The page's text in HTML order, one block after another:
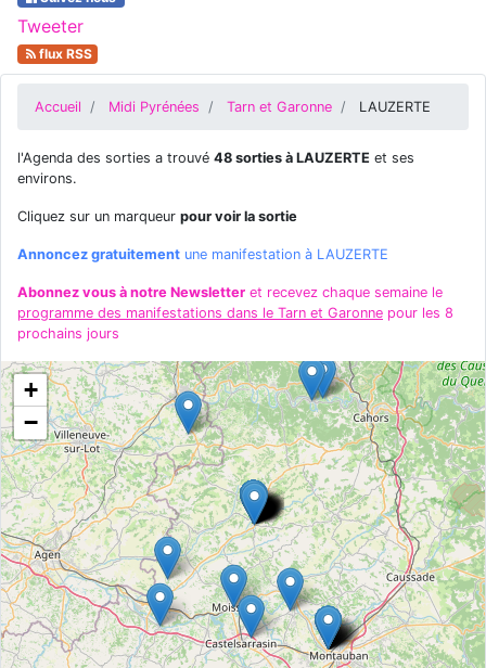
Tweeter
flux RSS
Accueil Midi Pyrénées Tarn et Garonne LAUZERTE
l'Agenda des sorties a trouvé 48 sorties à LAUZERTE et ses
environs.
Cliquez sur un marqueur pour voir la sortie
Annoncez gratuitement une manifestation à LAUZERTE
Abonnez vous à notre Newsletter et recevez chaque semaine le
programme des manifestations dans le Tarn et Garonne pour les 8
prochains jours
+
−